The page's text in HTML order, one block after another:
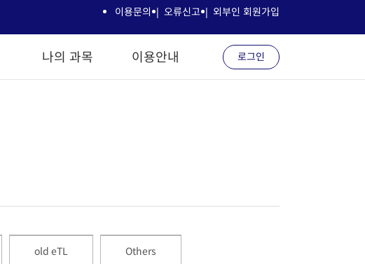
이용문의 오류신고 외부인 회원가입
나의 과목 이용안내 로그인
old eTL Others